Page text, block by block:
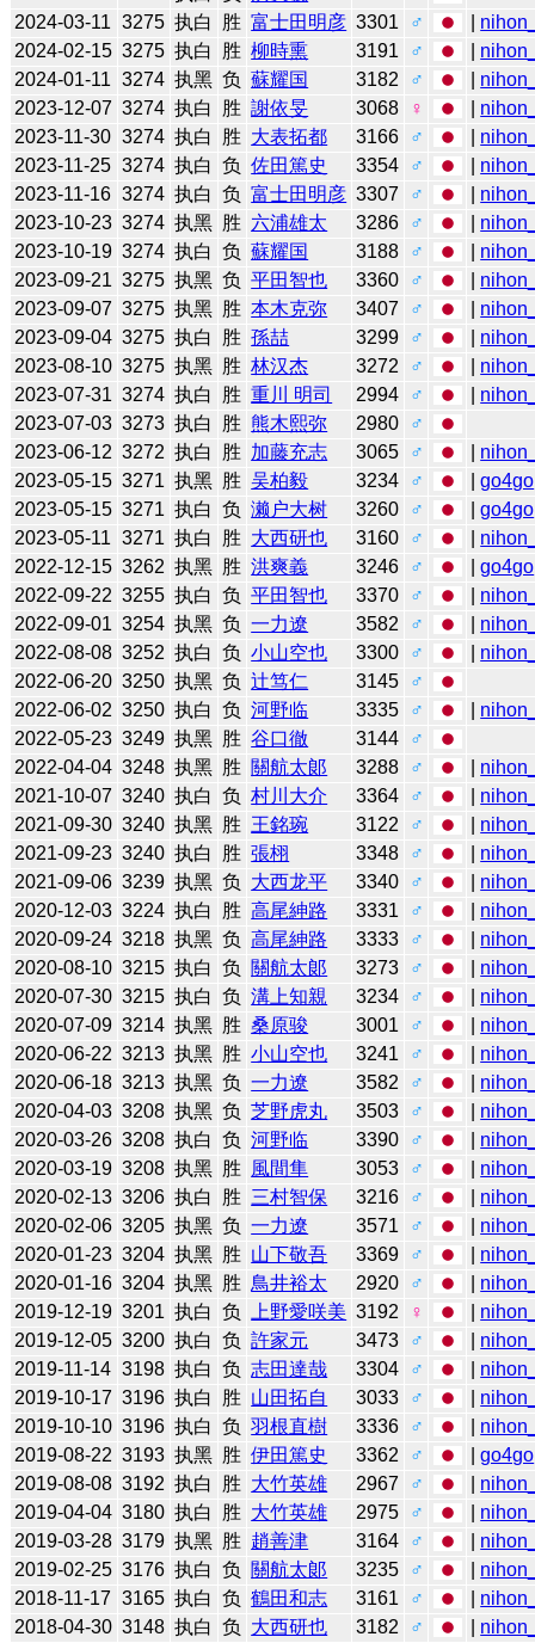
2024-03-11 3275 执白 胜 富士田明彦 3301 ♂
2024-02-15 3275 执白 胜 柳時熏 3191 ♂
2024-01-11 3274 执黑 负 蘇耀国 3182 ♂
2023-12-07 3274 执白 胜 謝依旻 3068 ♀
2023-11-30 3274 执白 胜 大表拓都 3166 ♂
2023-11-25 3274 执白 负 佐田篤史 3354 ♂
2023-11-16 3274 执白 负 富士田明彦 3307 ♂
2023-10-23 3274 执黑 胜 六浦雄太 3286 ♂
2023-10-19 3274 执白 负 蘇耀国 3188 ♂
2023-09-21 3275 执黑 负 平田智也 3360 ♂
2023-09-07 3275 执黑 胜 本木克弥 3407 ♂
2023-09-04 3275 执白 胜 孫喆 3299 ♂
2023-08-10 3275 执黑 胜 林汉杰 3272 ♂
2023-07-31 3274 执白 胜 重川 明司 2994 ♂
2023-07-03 3273 执白 胜 熊木熙弥 2980
♂
2023-06-12 3272 执白 胜 加藤充志 3065 ♂
2023-05-15 3271 执黑 胜 吴柏毅 3234 ♂ |go4go
2023-05-15 3271 执白 负 濑户大树 3260 ♂ |go4go
2023-05-11 3271 执白 胜 大西研也 3160 ♂
2022-12-15 3262 执黑 胜 洪爽義 3246 ♂ |go4go
2022-09-22 3255 执白 负 平田智也 3370 ♂
2022-09-01 3254 执黑 负 一力遼 3582 ♂
2022-08-08 3252 执白 负 小山空也 3300 ♂
2022-06-20 3250 执黑 负 辻笃仁 3145
♂
2022-06-02 3250 执白 负 河野临 3335 ♂
2022-05-23 3249 执黑 胜 谷口徹 3144
♂
2022-04-04 3248 执黑 胜 關航太郞 3288 ♂
2021-10-07 3240 执白 负 村川大介 3364 ♂
2021-09-30 3240 执黑 胜 王銘琬 3122 ♂
2021-09-23 3240 执白 胜 張栩 3348 ♂
2021-09-06 3239 执黑 负 大西龙平 3340 ♂
2020-12-03 3224 执白 胜 高尾紳路 3331 ♂
2020-09-24 3218 执黑 负 高尾紳路 3333 ♂
2020-08-10 3215 执白 负 關航太郞 3273 ♂
2020-07-30 3215 执白 负 溝上知親 3234 ♂
2020-07-09 3214 执黑 胜 桑原骏 3001 ♂
2020-06-22 3213 执黑 胜 小山空也 3241 ♂
2020-06-18 3213 执黑 负 一力遼 3582 ♂
2020-04-03 3208 执黑 负 芝野虎丸 3503 ♂
2020-03-26 3208 执白 负 河野临 3390 ♂
2020-03-19 3208 执黑 胜 風間隼 3053 ♂
2020-02-13 3206 执白 胜 三村智保 3216 ♂
2020-02-06 3205 执黑 负 一力遼 3571 ♂
2020-01-23 3204 执黑 胜 山下敬吾 3369 ♂
2020-01-16 3204 执黑 胜 鳥井裕太 2920 ♂
2019-12-19 3201 执白 负 上野愛咲美 3192 ♀
2019-12-05 3200 执白 负 許家元 3473 ♂
2019-11-14 3198 执白 负 志田達哉 3304 ♂
2019-10-17 3196 执白 胜 山田拓自 3033 ♂
2019-10-10 3196 执白 负 羽根直樹 3336 ♂
2019-08-22 3193 执黑 胜 伊田篤史 3362 ♂ |go4go
2019-08-08 3192 执白 胜 大竹英雄 2967 ♂
2019-04-04 3180 执白 胜 大竹英雄 2975 ♂
2019-03-28 3179 执黑 胜 趙善津 3164 ♂
2019-02-25 3176 执白 负 關航太郞 3235 ♂
2018-11-17 3165 执白 负 鶴田和志 3161 ♂
2018-04-30 3148 执白 负 大西研也 3182 ♂